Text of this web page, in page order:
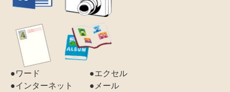
●ワード ●エクセル
●インターネット ●メール